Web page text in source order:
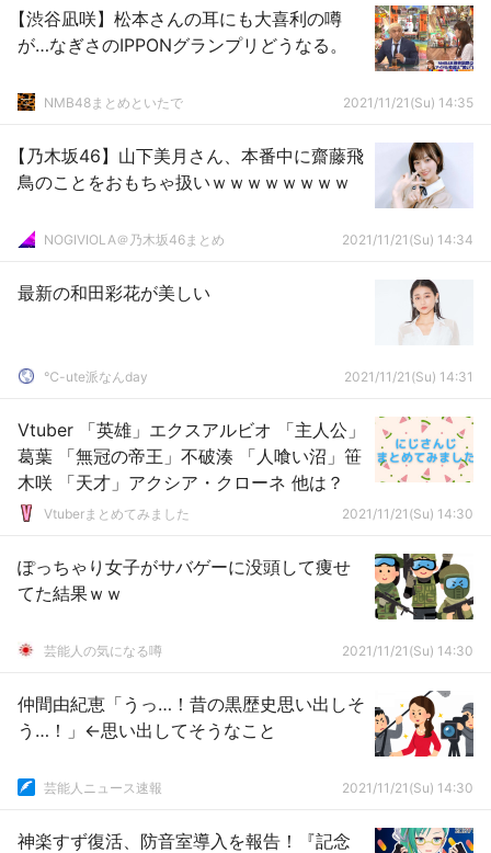
【渋谷凪咲】松本さんの耳にも大喜利の噂
が…なぎさのIPPONグランプリどうなる。
NMB48まとめといたで 2021/11/21(Su) 14:35
【乃木坂46】山下美月さん、本番中に齋藤飛
鳥のことをおもちゃ扱いｗｗｗｗｗｗｗｗ
NOGIVIOLA＠乃木坂46まとめ 2021/11/21(Su) 14:34
最新の和田彩花が美しい
℃-ute派なんday 2021/11/21(Su) 14:31
Vtuber 「英雄」エクスアルビオ 「主人公」
葛葉 「無冠の帝王」不破湊 「人喰い沼」笹
木咲 「天才」アクシア・クローネ 他は？
Vtuberまとめてみました 2021/11/21(Su) 14:30
ぽっちゃり女子がサバゲーに没頭して痩せ
てた結果ｗｗ
芸能人の気になる噂 2021/11/21(Su) 14:30
仲間由紀恵「うっ…！昔の黒歴史思い出しそ
う…！」←思い出してそうなこと
芸能人ニュース速報 2021/11/21(Su) 14:30
神楽すず復活、防音室導入を報告！『記念